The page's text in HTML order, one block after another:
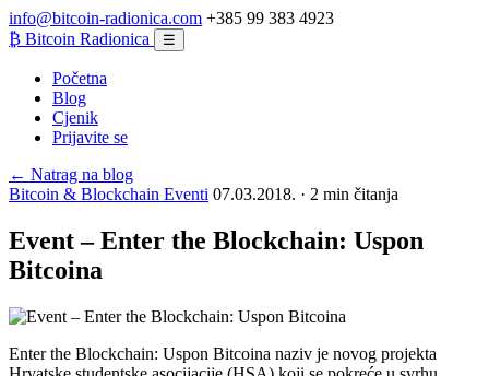
info@bitcoin-radionica.com +385 99 383 4923
₿ Bitcoin Radionica ☰
Početna
Blog
Cjenik
Prijavite se
← Natrag na blog
Bitcoin & Blockchain Eventi 07.03.2018. · 2 min čitanja
Event – Enter the Blockchain: Uspon
Bitcoina
Enter the Blockchain: Uspon Bitcoina naziv je novog projekta